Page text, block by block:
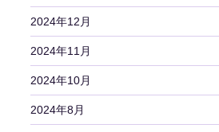
2024年12月
2024年11月
2024年10月
2024年8月